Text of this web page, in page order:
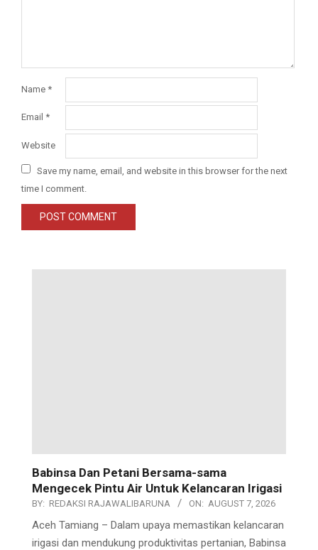
Name *
Email *
Website
Save my name, email, and website in this browser for the next
time I comment.
Babinsa Dan Petani Bersama-sama
Mengecek Pintu Air Untuk Kelancaran Irigasi
BY: REDAKSI RAJAWALIBARUNA ON: AUGUST 7, 2026
Aceh Tamiang – Dalam upaya memastikan kelancaran
irigasi dan mendukung produktivitas pertanian, Babinsa